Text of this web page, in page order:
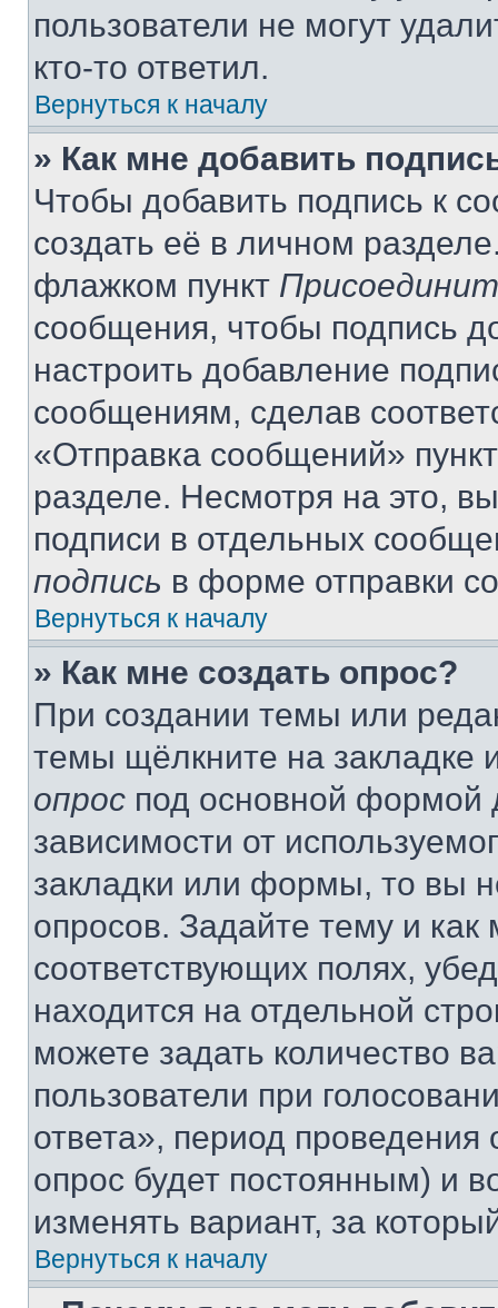
пользователи не могут
кто-то ответил.
Вернуться к началу
» Как мне добавить
Чтобы добавить подпись к
создать её в личном
флажком пункт
сообщения, чтобы подпись
настроить добавление
сообщениям, сделав
«Отправка сообщений»
разделе. Несмотря на это,
подписи в отдельных
подпись в форме отправки
Вернуться к началу
» Как мне создать опрос?
При создании темы или
темы щёлкните на
опрос под основной формой
зависимости от
закладки или формы, то вы
опросов. Задайте тему и
соответствующих полях,
находится на отдельной
можете задать количество
пользователи при
ответа», период проведения
опрос будет постоянным) и
изменять вариант, за
Вернуться к началу